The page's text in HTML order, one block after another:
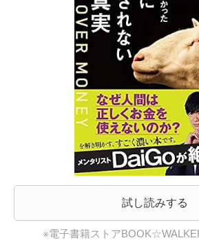
試し読みする
※電子書籍ストア